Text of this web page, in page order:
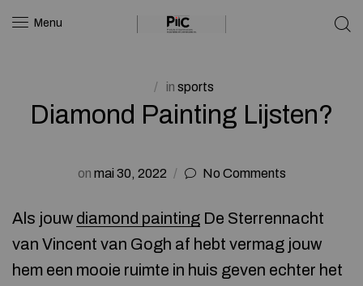
Menu
in sports
Diamond Painting Lijsten?
on mai 30, 2022 No Comments
Als jouw diamond painting De Sterrennacht
van Vincent van Gogh af hebt vermag jouw
hem een mooie ruimte in huis geven echter het